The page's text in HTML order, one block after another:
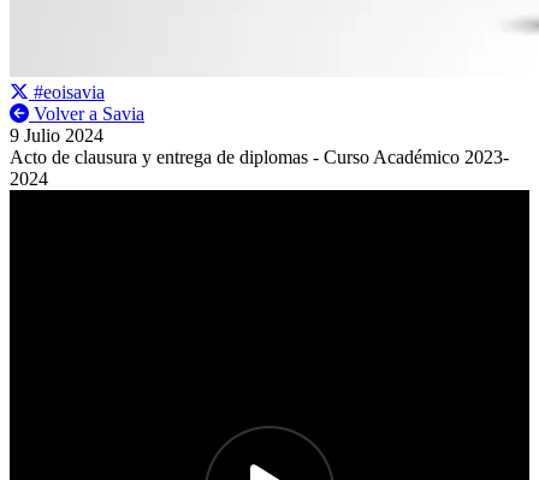
#eoisavia
Volver a Savia
9 Julio 2024
Acto de clausura y entrega de diplomas - Curso Académico 2023-
2024